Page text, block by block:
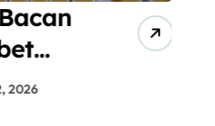
2026